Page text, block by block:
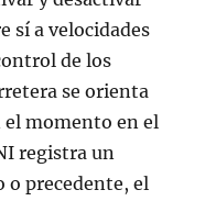
sí a velocidades
de los
se orienta
el momento en el
registra un
precedente, el